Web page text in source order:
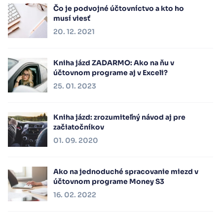
Čo je podvojné účtovníctvo a kto ho
musí viesť
20. 12. 2021
Kniha jázd ZADARMO: Ako na ňu v
účtovnom programe aj v Exceli?
25. 01. 2023
Kniha jázd: zrozumiteľný návod aj pre
začiatočníkov
01. 09. 2020
Ako na jednoduché spracovanie miezd v
účtovnom programe Money S3
16. 02. 2022